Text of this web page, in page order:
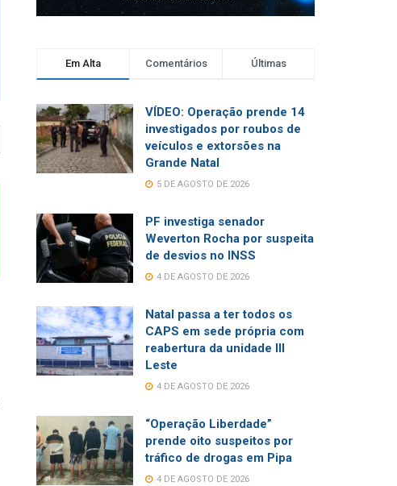
Em Alta Comentários Últimas
VÍDEO: Operação prende 14
investigados por roubos de
veículos e extorsões na
Grande Natal
5 DE AGOSTO DE 2026
PF investiga senador
Weverton Rocha por suspeita
de desvios no INSS
4 DE AGOSTO DE 2026
Natal passa a ter todos os
CAPS em sede própria com
reabertura da unidade III
Leste
4 DE AGOSTO DE 2026
“Operação Liberdade”
prende oito suspeitos por
tráfico de drogas em Pipa
4 DE AGOSTO DE 2026